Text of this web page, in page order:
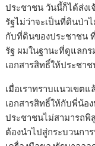
ประชาชน วันนี้ก็ได้ส่ง
รัฐไม่ว่าจะเป็นที่ดินป่า
กับที่ดินของประชาชน
รัฐ ผมในฐานะที่ดูแลก
เอกสารสิทธิ์ให้ประชา
เมื่อเราทราบแนวเขต
เอกสารสิทธิ์ให้กับพี่น้อ
ประชาชนไม่สามารถพิ
ต้องนำไปสู่กระบวนกา